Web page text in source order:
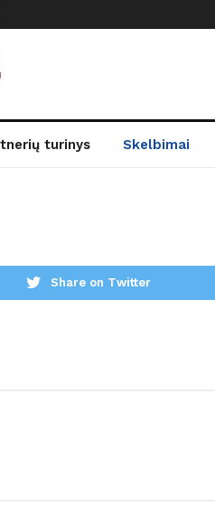
turinys Skelbimai
Share on Twitter